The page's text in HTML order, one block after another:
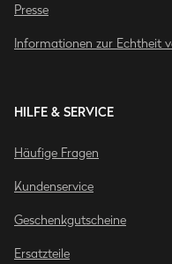
Presse
Informationen zur Echtheit
HILFE & SERVICE
Häufige Fragen
Kundenservice
Geschenkgutscheine
Ersatzteile